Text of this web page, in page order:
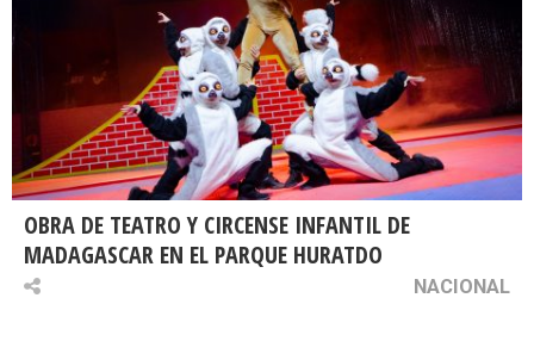
OBRA DE TEATRO Y CIRCENSE INFANTIL DE
MADAGASCAR EN EL PARQUE HURATDO
NACIONAL